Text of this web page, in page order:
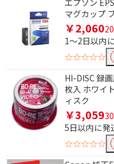
エプソン
マグカップ
￥2,060
1～2日以内
☆☆☆☆☆
HI-DISC 録
枚入 ホワイ
ィスク
￥3,059
5日以内に発
☆☆☆☆☆
条
フリーワードで
除外する にチェ
を除外して検索し